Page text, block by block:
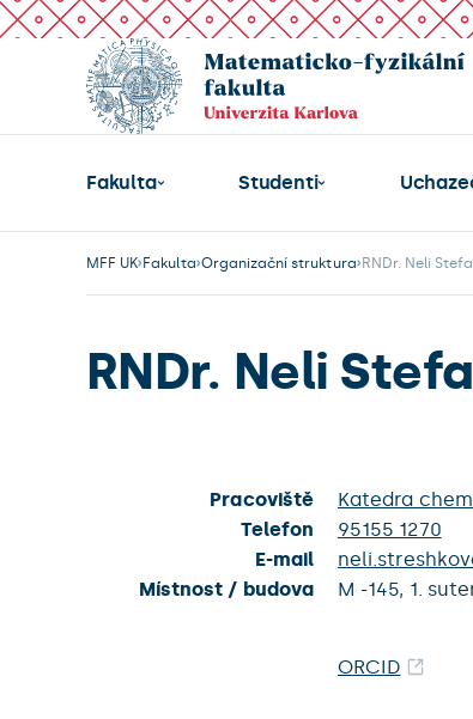
Fakulta Studenti
MFF UK Fakulta Organizační struktura RNDr. Neli
RNDr. Neli
Pracoviště
Katedra
Telefon
95155 1270
E-mail
Místnost / budova
M -145, 1.
ORCID